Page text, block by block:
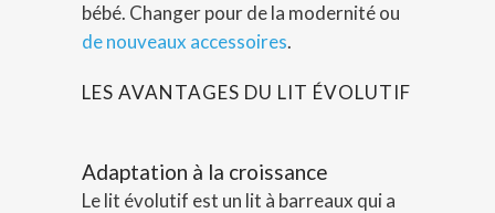
bébé. Changer pour de la modernité ou
de nouveaux accessoires.
LES AVANTAGES DU LIT ÉVOLUTIF
Adaptation à la croissance
Le lit évolutif est un lit à barreaux qui a